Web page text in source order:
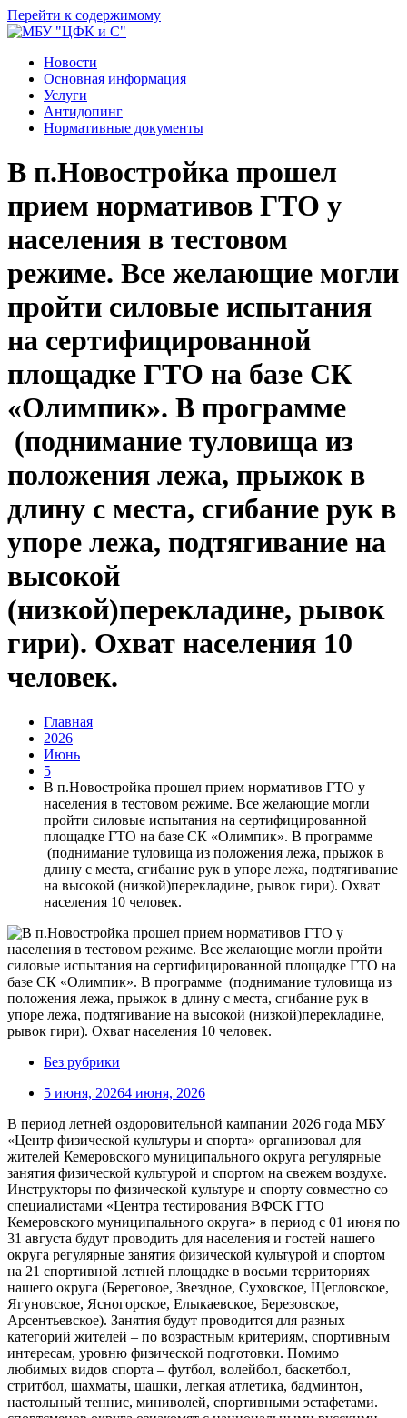
Перейти к содержимому
Новости
Основная информация
Услуги
Антидопинг
Нормативные документы
В п.Новостройка прошел
прием нормативов ГТО у
населения в тестовом
режиме. Все желающие могли
пройти силовые испытания
на сертифицированной
площадке ГТО на базе СК
«Олимпик». В программе
(поднимание туловища из
положения лежа, прыжок в
длину с места, сгибание рук в
упоре лежа, подтягивание на
высокой
(низкой)перекладине, рывок
гири). Охват населения 10
человек.
Главная
2026
Июнь
5
В п.Новостройка прошел прием нормативов ГТО у
населения в тестовом режиме. Все желающие могли
пройти силовые испытания на сертифицированной
площадке ГТО на базе СК «Олимпик». В программе
(поднимание туловища из положения лежа, прыжок в
длину с места, сгибание рук в упоре лежа, подтягивание
на высокой (низкой)перекладине, рывок гири). Охват
населения 10 человек.
Без рубрики
5 июня, 20264 июня, 2026
В период летней оздоровительной кампании 2026 года МБУ
«Центр физической культуры и спорта» организовал для
жителей Кемеровского муниципального округа регулярные
занятия физической культурой и спортом на свежем воздухе.
Инструкторы по физической культуре и спорту совместно со
специалистами «Центра тестирования ВФСК ГТО
Кемеровского муниципального округа» в период с 01 июня по
31 августа будут проводить для населения и гостей нашего
округа регулярные занятия физической культурой и спортом
на 21 спортивной летней площадке в восьми территориях
нашего округа (Береговое, Звездное, Суховское, Щегловское,
Ягуновское, Ясногорское, Елыкаевское, Березовское,
Арсентьевское). Занятия будут проводится для разных
категорий жителей – по возрастным критериям, спортивным
интересам, уровню физической подготовки. Помимо
любимых видов спорта – футбол, волейбол, баскетбол,
стритбол, шахматы, шашки, легкая атлетика, бадминтон,
настольный теннис, миниволей, спортивными эстафетами.